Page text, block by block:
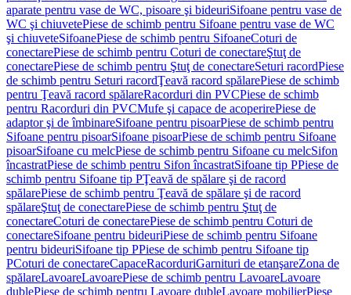
aparate pentru vase de WC, pisoare şi bideuriSifoane pentru vase de
WC şi chiuvetePiese de schimb pentru Sifoane pentru vase de WC
şi chiuveteSifoanePiese de schimb pentru SifoaneCoturi de
conectarePiese de schimb pentru Coturi de conectareŞtuţ de
conectarePiese de schimb pentru Ştuţ de conectareSeturi racordPiese
de schimb pentru Seturi racordŢeavă racord spălarePiese de schimb
pentru Ţeavă racord spălareRacorduri din PVCPiese de schimb
pentru Racorduri din PVCMufe şi capace de acoperirePiese de
adaptor şi de îmbinareSifoane pentru pisoarPiese de schimb pentru
Sifoane pentru pisoarSifoane pisoarPiese de schimb pentru Sifoane
pisoarSifoane cu melcPiese de schimb pentru Sifoane cu melcSifon
încastratPiese de schimb pentru Sifon încastratSifoane tip PPiese de
schimb pentru Sifoane tip PŢeavă de spălare şi de racord
spălarePiese de schimb pentru Ţeavă de spălare şi de racord
spălareŞtuţ de conectarePiese de schimb pentru Ştuţ de
conectareCoturi de conectarePiese de schimb pentru Coturi de
conectareSifoane pentru bideuriPiese de schimb pentru Sifoane
pentru bideuriSifoane tip PPiese de schimb pentru Sifoane tip
PCoturi de conectareCapaceRacorduriGarnituri de etanşareZona de
spălareLavoareLavoarePiese de schimb pentru LavoareLavoare
dublePiese de schimb pentru Lavoare dubleLavoare mobilierPiese